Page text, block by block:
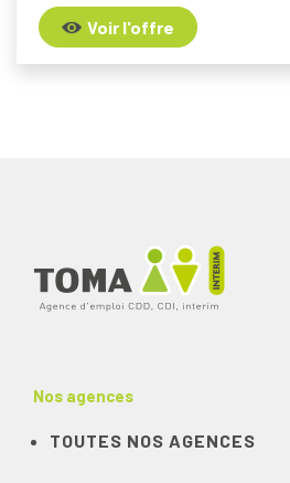
Voir l'offre
Nos agences
TOUTES NOS AGENCES